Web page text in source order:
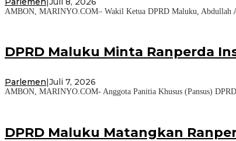
AMBON, MARINYO.COM– Wakil Ketua DPRD Maluku, Abdullah
DPRD Maluku Minta Ranperda
Parlemen Juli 7, 2026
AMBON, MARINYO.COM- Anggota Panitia Khusus (Pansus) DPRD
DPRD Maluku Matangkan